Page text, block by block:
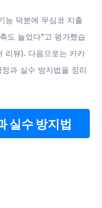
능 덕분에 무심코 지출
도 늘었다”고 평가했습
리뷰). 다음으로는 카카
과 실수 방지법을 정리
실수 방지법